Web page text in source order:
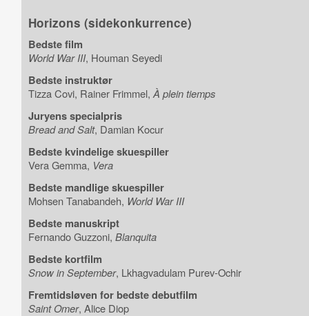
Horizons (sidekonkurrence)
Bedste film
World War III, Houman Seyedi
Bedste instruktør
Tizza Covi, Rainer Frimmel, À plein tiemps
Juryens specialpris
Bread and Salt, Damian Kocur
Bedste kvindelige skuespiller
Vera Gemma, Vera
Bedste mandlige skuespiller
Mohsen Tanabandeh, World War III
Bedste manuskript
Fernando Guzzoni, Blanquita
Bedste kortfilm
Snow in September, Lkhagvadulam Purev-Ochir
Fremtidsløven for bedste debutfilm
Saint Omer, Alice Diop